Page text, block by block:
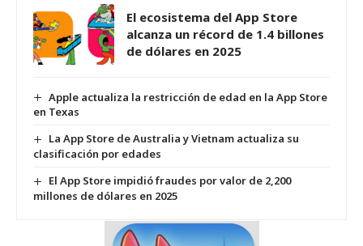
El ecosistema del App Store
alcanza un récord de 1.4 billones
de dólares en 2025
Apple actualiza la restricción de edad en la App Store
en Texas
La App Store de Australia y Vietnam actualiza su
clasificación por edades
El App Store impidió fraudes por valor de 2,200
millones de dólares en 2025